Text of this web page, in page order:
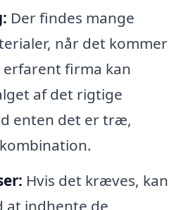
Der findes mange
når det kommer
firma kan
af det rigtige
enten det er træ,
Hvis det kræves, kan
at indhente de